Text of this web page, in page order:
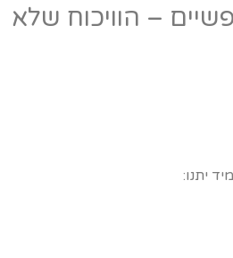
– הוויכוח שלא
יתנו: